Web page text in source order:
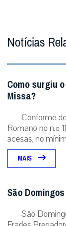
Enviar
Notícias
Como
Missa?